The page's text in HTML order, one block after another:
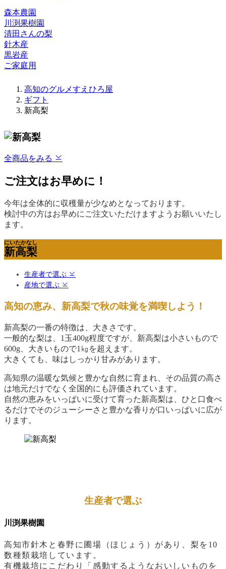
森本農園
川渕果樹園
清田さんの梨
針木産
黒岩産
ご家庭用
高知のグルメすえひろ屋
ギフト
新高梨
全商品をみる
ご注文はお早めに！
今年は全体的に収穫量が少なめとなっております。
検討中の方はお早めにご注文いただけますようお願いいたし
ます。
新高梨
にいたかなし
生産者で選ぶ
産地で選ぶ
高知の恵み、新高梨で秋の味覚を満喫しよう！
新高梨の一番の特徴は、大きさです。
一般的な梨は、1玉400g程度ですが、新高梨は小さいもので
600g、大きいもので1㎏を超えます。
大きくても、味はしっかり甘みがあります。
高知県の温暖な気候と豊かな自然に育まれ、その品質の高さ
は地元だけでなく全国的にも評価されています。
自然の恵みをいっぱいに受けて育った新高梨は、ひと口食べ
るだけでそのジューシーさと豊かな香りが口いっぱいに広が
ります。
生産者で選ぶ
川渕果樹園
高知市針木と春野に圃場（ほじょう）があり、梨を10
数種類栽培しています。
有機栽培にこだわり「感動するようなおいしいものを